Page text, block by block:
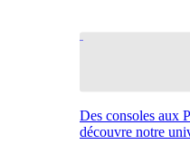
Des consoles aux
découvre notre